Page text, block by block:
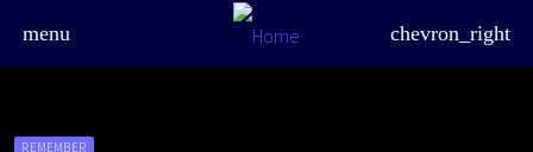
menu chevron_right
REMEMBER